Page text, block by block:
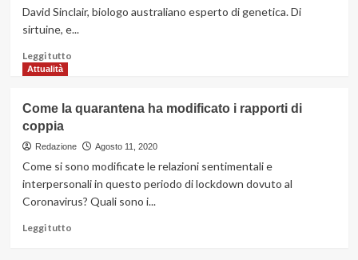
scelta
per
David Sinclair, biologo australiano esperto di genetica. Di
sirtuine, e...
Leggi tuttoLeggi
Sirtuine
cibi
piante?
Ecco
Attualità
Come la quarantena ha modificato i rapporti di
coppia
Redazione Agosto 11, 2020
Come si sono modificate le relazioni sentimentali e
interpersonali in questo periodo di lockdown dovuto al
Coronavirus? Quali sono i...
Leggi tuttoLeggi